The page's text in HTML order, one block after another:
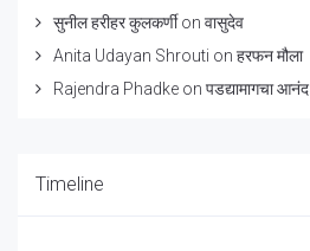
सुनील हरीहर कुलकर्णीon वासुदेव
Anita Udayan Shrouti on हरफन मौला
Rajendra Phadke on पडद्यामागचा आनंद
Timeline